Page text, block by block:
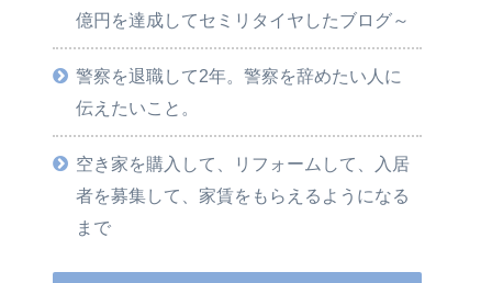
億円を達成してセミリタイヤしたブログ～
警察を退職して2年。警察を辞めたい人に
伝えたいこと。
空き家を購入して、リフォームして、入居
者を募集して、家賃をもらえるようになる
まで